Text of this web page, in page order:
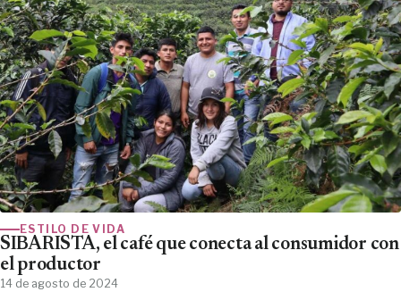
ESTILO DE VIDA
SIBARISTA, el café que conecta al consumidor con
el productor
14 de agosto de 2024